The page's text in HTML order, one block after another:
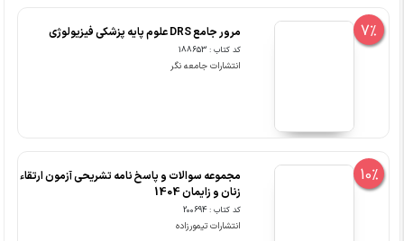
7% مرور جامع DRS علوم پایه پزشکی فیزیولوژی
کد کتاب : 188653
انتشارات جامعه نگر
10%
مجموعه سوالات و پاسخ نامه تشریحی آزمون ارتقاء
زنان و زایمان 1404
کد کتاب : 200694
انتشارات تیمورزاده